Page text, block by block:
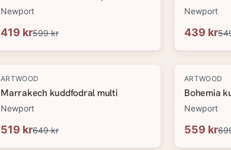
Newport
419 kr599 kr
Newport
439 kr
-20%
ARTWOOD
Marrakech kuddfodral multi
Newport
519 kr649 kr
-20%
ARTWOOD
Bohemia
Newport
559 kr